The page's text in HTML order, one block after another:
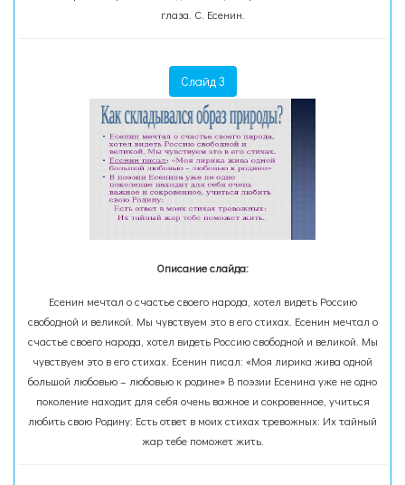
глаза. С. Есенин.
Слайд 3
Описание слайда:
Есенин мечтал о счастье своего народа, хотел видеть Россию
свободной и великой. Мы чувствуем это в его стихах. Есенин мечтал о
счастье своего народа, хотел видеть Россию свободной и великой. Мы
чувствуем это в его стихах. Есенин писал: «Моя лирика жива однoй
большой любовью – любовью к родине» В поэзии Есенина уже не одно
поколение находит для себя очень важное и сокровенное, учиться
любить свою Родину: Есть ответ в моих стихах тревожных: Их тайный
жар тебе поможет жить.